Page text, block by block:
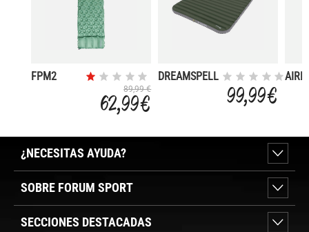
FPM2
89,99 €
62,99 €
DREAMSPELL
99,99 €
¿NECESITAS AYUDA?
SOBRE FORUM SPORT
SECCIONES DESTACADAS